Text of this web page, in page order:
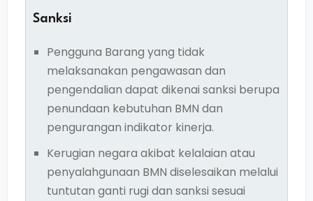
Sanksi
Pengguna Barang yang tidak
melaksanakan pengawasan dan
pengendalian dapat dikenai sanksi berupa
penundaan kebutuhan BMN dan
pengurangan indikator kinerja.
Kerugian negara akibat kelalaian atau
penyalahgunaan BMN diselesaikan melalui
tuntutan ganti rugi dan sanksi sesuai